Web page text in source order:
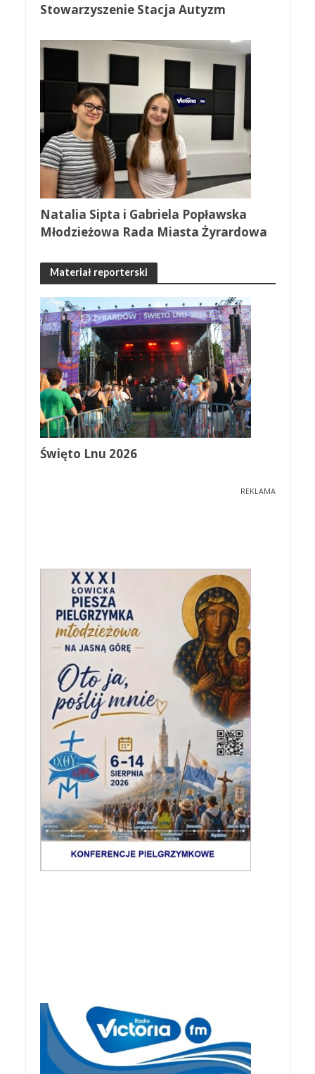
Stowarzyszenie Stacja Autyzm
Natalia Sipta i Gabriela Popławska
Młodzieżowa Rada Miasta Żyrardowa
Materiał reporterski
Święto Lnu 2026
REKLAMA